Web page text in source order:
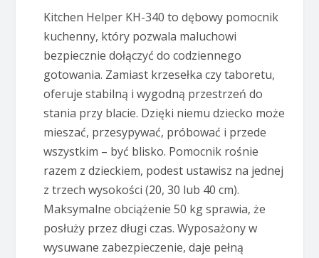
Kitchen Helper KH-340 to dębowy pomocnik
kuchenny, który pozwala maluchowi
bezpiecznie dołączyć do codziennego
gotowania. Zamiast krzesełka czy taboretu,
oferuje stabilną i wygodną przestrzeń do
stania przy blacie. Dzięki niemu dziecko może
mieszać, przesypywać, próbować i przede
wszystkim – być blisko. Pomocnik rośnie
razem z dzieckiem, podest ustawisz na jednej
z trzech wysokości (20, 30 lub 40 cm).
Maksymalne obciążenie 50 kg sprawia, że
posłuży przez długi czas. Wyposażony w
wysuwane zabezpieczenie, daje pełną